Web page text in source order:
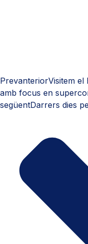
PrevanteriorVisitem
amb focus en
següentDarrers dies